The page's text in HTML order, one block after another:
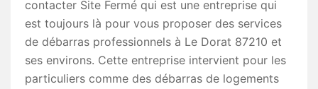
contacter Site Fermé qui est une entreprise qui
est toujours là pour vous proposer des services
de débarras professionnels à Le Dorat 87210 et
ses environs. Cette entreprise intervient pour les
particuliers comme des débarras de logements